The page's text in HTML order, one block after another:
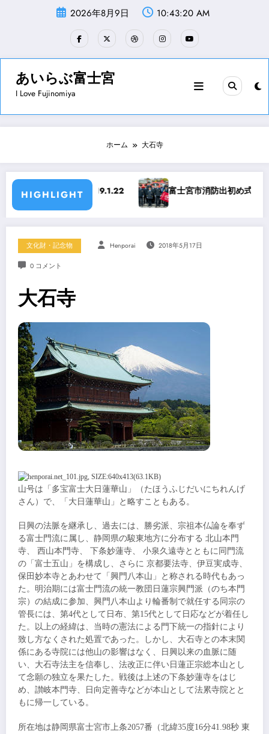
へ
2026年8月9日 10:43:20 AM
あいらぶ富士宮
I Love Fujinomiya
ホーム 大石寺
HIGHLIGHT
火訓練 2019.1.22 富士宮市消防出初め式 平成31年1月6
文化財・記念物 Henporai 2018年5月17日
0 コメント
大石寺
山号は「多宝富士大日蓮華山」（たほうふじだいにちれんげ
さん）で、「大日蓮華山」と略すこともある。
日興の法脈を継承し、過去には、勝劣派、宗祖本仏論を奉ず
る富士門流に属し、静岡県の駿東地方に分布する 北山本門
寺、 西山本門寺、 下条妙蓮寺、 小泉久遠寺とともに同門流
の「富士五山」を構成し、さらに 京都要法寺、伊豆実成寺、
保田妙本寺とあわせて「興門八本山」と称される時代もあっ
た。明治期には富士門流の統一教団日蓮宗興門派（のち本門
宗）の結成に参加、興門八本山より輪番制で就任する同宗の
管長には、第4代として日布、第15代として日応などが着任し
た。以上の経緯は、当時の憲法による門下統一の指針により
致し方なくされた処置であった。しかし、 大石寺との本末関
係にある寺院には他山の影響はなく、日興以来の血脈に随
い、 大石寺法主を信奉し、法改正に伴い日蓮正宗総本山とし
て念願の独立を果たした。戦後は上述の下条妙蓮寺をはじ
め、讃岐本門寺、日向定善寺などが本山として法累寺院とと
もに帰一している。
所在地は静岡県富士宮市上条2057番（北緯35度16分41.98秒 東